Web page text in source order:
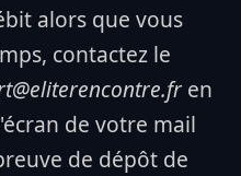
alors que vous
contactez le
en
de votre mail
de dépôt de